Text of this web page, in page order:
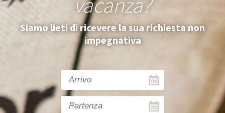
Siamo lieti di ricevere la sua richiesta non
impegnativa